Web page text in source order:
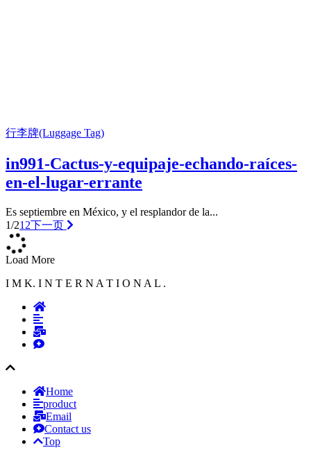
行李牌(Luggage Tag)
in991-Cactus-y-equipaje-echando-raíces-
en-el-lugar-errante
Es septiembre en México, y el resplandor de la...
1/21 2下一页
Load More
I M K. I N T E R N A T I O N A L .
Home
product
Email
Contact us
Top